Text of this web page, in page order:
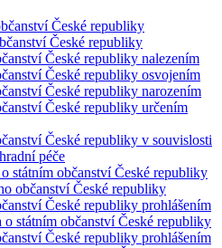
České republiky
České republiky
České republiky nalezením
České republiky osvojením
České republiky narozením
České republiky určením
České republiky v souvislosti
péče
státním občanství České republiky
občanství České republiky
České republiky prohlášením
o státním občanství České republiky
České republiky prohlášením